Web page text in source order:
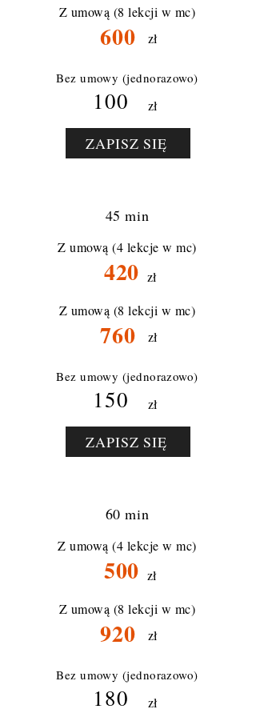
Z umową (8 lekcji w mc)
zł
600
Bez umowy (jednorazowo)
100 zł
ZAPISZ SIĘ
45 min
Z umową (4 lekcje w mc)
420 zł
Z umową (8 lekcji w mc)
zł
760
Bez umowy (jednorazowo)
150 zł
ZAPISZ SIĘ
60 min
Z umową (4 lekcje w mc)
500 zł
Z umową (8 lekcji w mc)
zł
920
Bez umowy (jednorazowo)
180 zł